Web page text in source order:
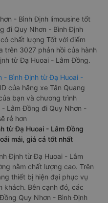
- Bình Định limousine tốt
đi Quy Nhơn - Bình Định
chất lượng Tốt với điểm
trên 3027 phản hồi của hành
từ Đạ Huoai - Lâm Đồng.
- Bình Định từ Đạ Huoai -
của hãng xe Tân Quang
bạn và chương trình
- Lâm Đồng đi Quy Nhơn -
rẻ hơn
từ Đạ Huoai - Lâm Đồng
mái, giá cả tốt nhất
Định từ Đạ Huoai - Lâm
nằm chất lượng cao. Trên
thiết bị hiện đại phục vụ
khách. Bên cạnh đó, các
Quy Nhơn - Bình Định